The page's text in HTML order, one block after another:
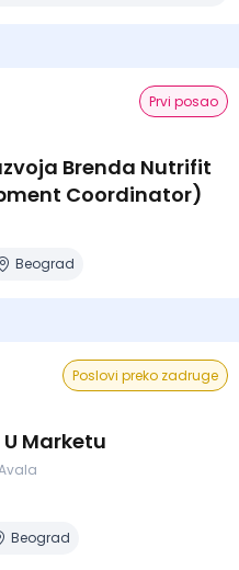
Prvi posao
Brenda Nutrifit
Coordinator)
Beograd
Poslovi preko zadruge
Marketu
Beograd